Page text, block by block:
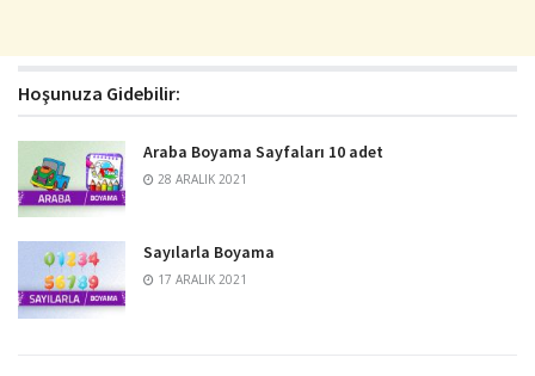
Hoşunuza Gidebilir:
Araba Boyama Sayfaları 10 adet
28 ARALIK 2021
Sayılarla Boyama
17 ARALIK 2021